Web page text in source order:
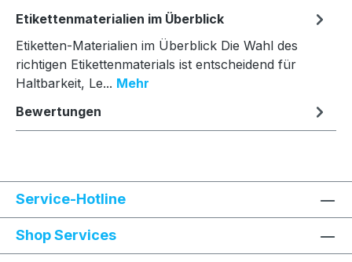
Etikettenmaterialien im Überblick
Etiketten-Materialien im Überblick Die Wahl des
richtigen Etikettenmaterials ist entscheidend für
Haltbarkeit, Le... Mehr
Bewertungen
Service-Hotline
Shop Services